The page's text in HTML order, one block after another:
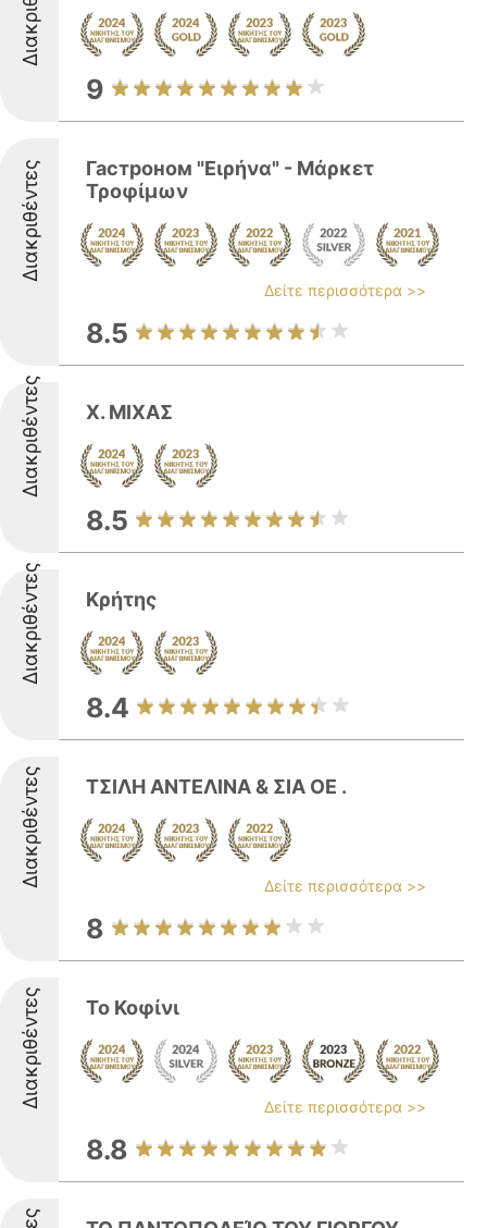
9
Διακριθέντες
Гастроном "Ειρήνα" - Μάρκετ
Τροφίμων
Δείτε περισσότερα >>
8.5
Διακριθέντες Χ. ΜΙΧΑΣ
8.5
Διακριθέντες Κρήτης
8.4
Διακριθέντες ΤΣΙΛΗ ΑΝΤΕΛΙΝΑ & ΣΙΑ ΟΕ .
Δείτε περισσότερα >>
8
Διακριθέντες Το Κοφίνι
Δείτε περισσότερα >>
8.8